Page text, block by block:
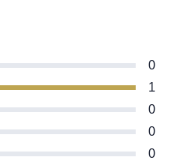
0
1
0
0
0